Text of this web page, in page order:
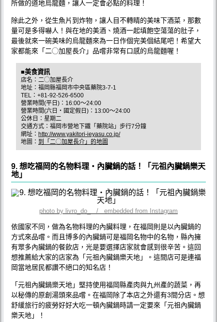
所做的道地烏龍麵，讓人一定會必點的料理！
除此之外，從生魚片到炸物，讓人目不轉睛的美味下酒菜，那數
量可是多得嚇人！與在地的美酒、燒酒一起填飽空蕩蕩的肚子，
最後就來一碗美味的烏龍麵來為一日作個完美個結尾吧！希望大
家都能來「二◯加屋長介」品嚐非常有口感的烏龍麵喔！
■美食資訊
店名：二◯加屋長介
地址：福岡縣福岡市中央區藥院3-7-1
TEL：+81-92-526-6500
營業時間(平日)：16:00〜24:00
營業時間(六日‧國定假日)：13:00〜24:00
公休日：星期二
交通方式：福岡市營地下鐵「藥院站」步行7分鐘
網址： http://www.yakitori-ieyasu.co.jp/
地圖： 到「二◯加屋長介」的地圖
9. 想吃福岡的名物料理‧內臟鍋的話！「元祖內臟鍋樂天
地」
photo by livro_do_ / embedded from Instagram
依國家不同，做為名物料理的內臟料理，在福岡則是以內臟鍋的
方式來品嚐。而且博多的內臟鍋可是福岡名物中的名物，縣內擁
有眾多內臟鍋的餐飲店，光是要選擇店家就會感到很辛苦。這回
想推薦給大家的店家為「元祖內臟鍋樂天地」。這間店可是連福
岡當地居民都讚不絕口的知名店！
「元祖內臟鍋樂天地」堅持使用福岡縣產肉與九州產的蔬菜，再
以秘傳的原創湯頭來品嚐。在福岡除了本店之外還有3間分店。想
舒緩旅行的疲勞好好大吃一頓內臟鍋時請一定要來「元祖內臟鍋
樂天地」！